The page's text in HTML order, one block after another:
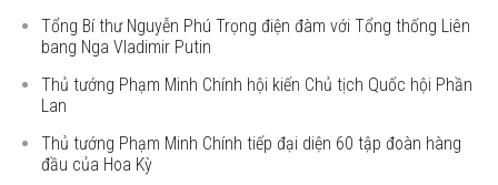
Tổng Bí thư Nguyễn Phú Trọng điện đàm với Tổng thống Liên
bang Nga Vladimir Putin
Thủ tướng Phạm Minh Chính hội kiến Chủ tịch Quốc hội Phần
Lan
Thủ tướng Phạm Minh Chính tiếp đại diện 60 tập đoàn hàng
đầu của Hoa Kỳ